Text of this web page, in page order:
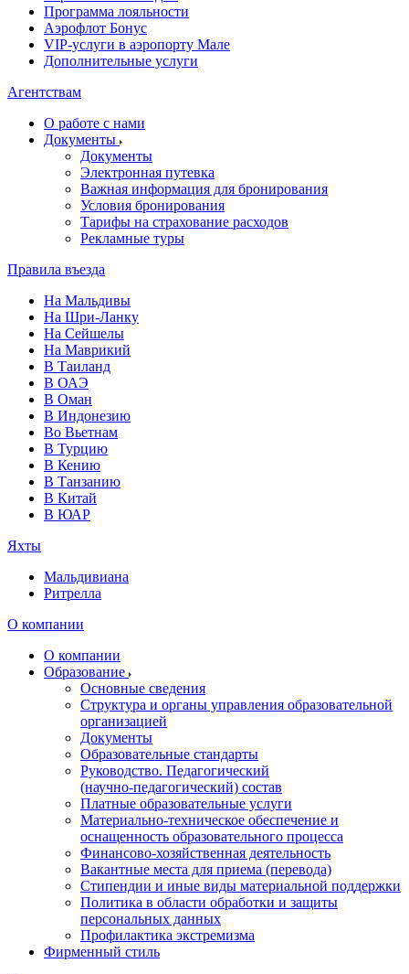
Программа лояльности
Аэрофлот Бонус
VIP-услуги в аэропорту Мале
Дополнительные услуги
Агентствам
О работе с нами
Документы
Документы
Электронная путевка
Важная информация для бронирования
Условия бронирования
Тарифы на страхование расходов
Рекламные туры
Правила въезда
На Мальдивы
На Шри-Ланку
На Сейшелы
На Маврикий
В Таиланд
В ОАЭ
В Оман
В Индонезию
Во Вьетнам
В Турцию
В Кению
В Танзанию
В Китай
В ЮАР
Яхты
Мальдивиана
Ритрелла
О компании
О компании
Образование
Основные сведения
Структура и органы управления образовательной
организацией
Документы
Образовательные стандарты
Руководство. Педагогический
(научно‑педагогический) состав
Платные образовательные услуги
Материально-техническое обеспечение и
оснащенность образовательного процесса
Финансово-хозяйственная деятельность
Вакантные места для приема (перевода)
Стипендии и иные виды материальной поддержки
Политика в области обработки и защиты
персональных данных
Профилактика экстремизма
Фирменный стиль